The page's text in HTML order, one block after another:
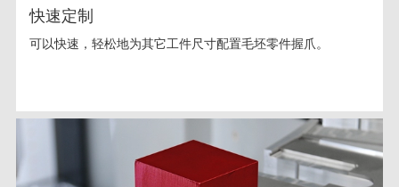
快速定制
可以快速，轻松地为其它工件尺寸配置毛坯零件握爪。